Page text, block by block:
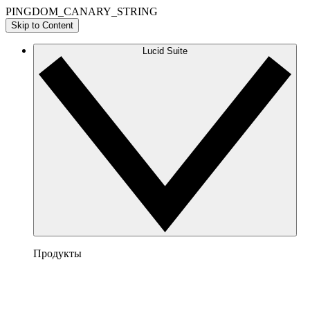
PINGDOM_CANARY_STRING
Skip to Content
Lucid Suite
Продукты